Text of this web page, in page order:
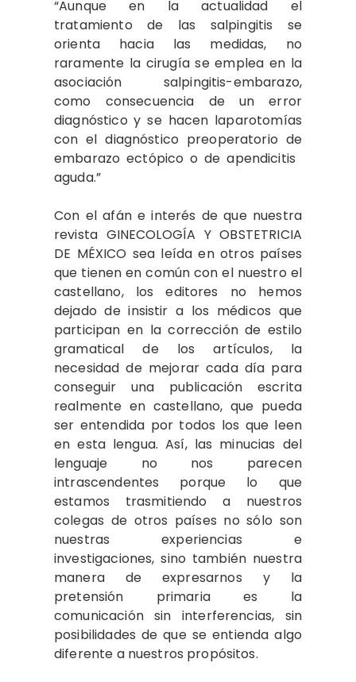
“Aunque en la actualidad el
tratamiento de las salpingitis se
orienta hacia las medidas, no
raramente la cirugía se emplea en la
asociación salpingitis-embarazo,
como consecuencia de un error
diagnóstico y se hacen​ ​laparotomías
con el diagnóstico​ preoperatorio de
embarazo ectópico o de apendicitis​ ​
aguda.”​
Con el afán e interés de que nuestra
revista GINECOLOGÍA Y OBSTETRICIA
DE MÉXICO sea leída en otros países
que tienen en común con el nuestro el
castellano, los editores no hemos
dejado de insistir a los médicos que
participan en la corrección de estilo
gramatical de los artículos, la
necesidad de mejorar cada día para
conseguir una publicación escrita
realmente en castellano, que pueda
ser entendida por todos los que leen
en esta lengua. Así, las minucias del
lenguaje no nos parecen
intrascendentes porque lo que
estamos trasmitiendo a nuestros
colegas de otros países no sólo son
nuestras experiencias e
investigaciones, sino también nuestra
manera de expresarnos y la
pretensión primaria es la
comunicación sin interferencias, sin
posibilidades de que se entienda algo
diferente a nuestros propósitos.